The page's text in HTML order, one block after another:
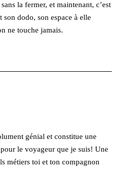
sans la fermer, et maintenant, c’est
son dodo, son espace à elle
ne touche jamais.
génial et constitue une
le voyageur que je suis! Une
métiers toi et ton compagnon